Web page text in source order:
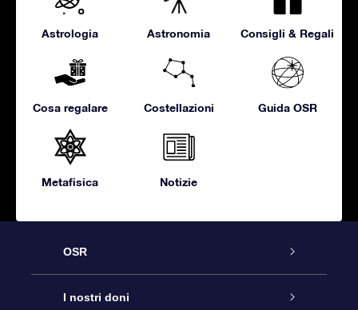
Astrologia Astronomia Consigli & Regali
Cosa regalare Costellazioni Guida OSR
Metafisica Notizie
OSR
Assistenza
I nostri doni